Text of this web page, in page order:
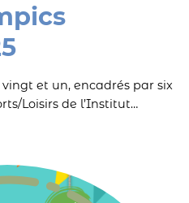
et un, encadrés par six
Loisirs de l’Institut
Special Olympics Belgium